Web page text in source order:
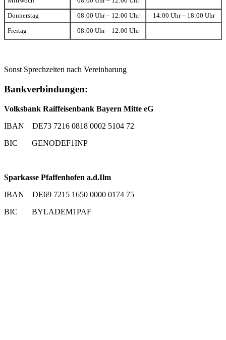
Donnerstag 08:00 Uhr – 12:00 Uhr 14:00 Uhr – 18:00 Uhr
Freitag 08:00 Uhr – 12:00 Uhr
Sonst Sprechzeiten nach Vereinbarung
Bankverbindungen:
Volksbank Raiffeisenbank Bayern Mitte eG
IBAN DE73 7216 0818 0002 5104 72
BIC GENODEF1INP
Sparkasse Pfaffenhofen a.d.Ilm
IBAN DE69 7215 1650 0000 0174 75
BIC BYLADEM1PAF